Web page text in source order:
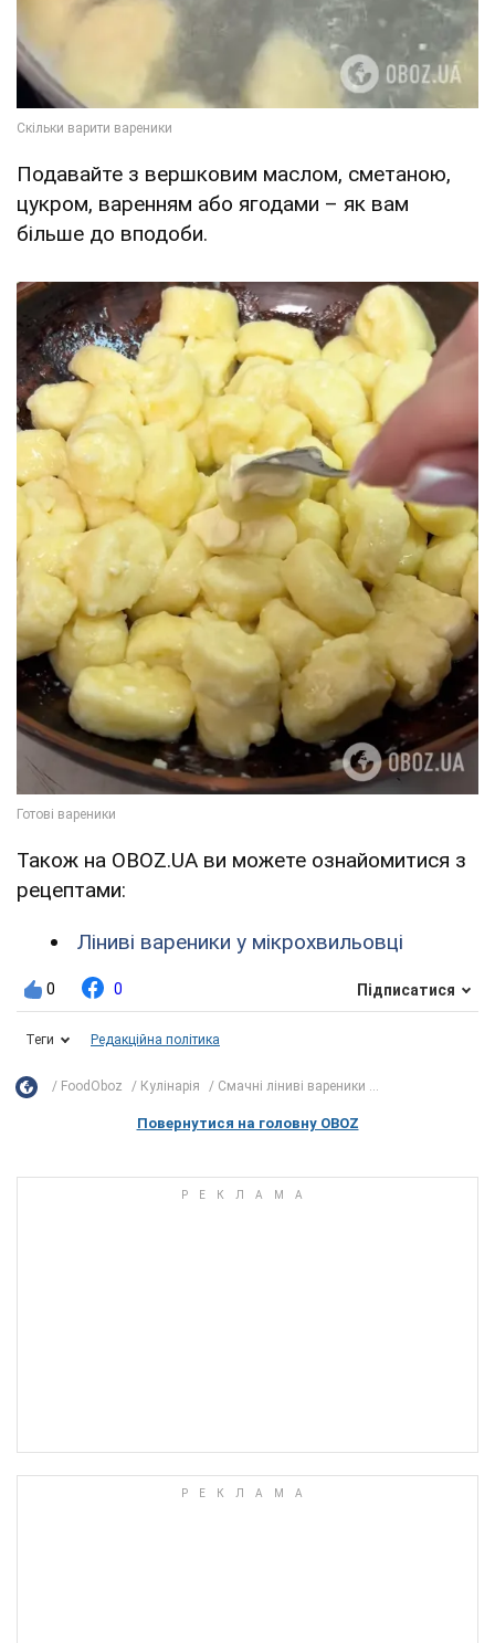
Подавайте з вершковим маслом, сметаною,
цукром, варенням або ягодами – як вам
більше до вподоби.
Також на OBOZ.UA ви можете ознайомитися з
рецептами:
Ліниві вареники у мікрохвильовці
0 0 Підписатися
Теги Редакційна політика
FoodOboz Кулінарія Смачні ліниві вареники ...
Повернутися на головну OBOZ